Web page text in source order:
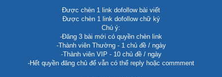
Được chèn 1 link dofollow bài viết
Được chèn 1 link dofollow chữ ký
Chú ý:
-Đăng 3 bài mới có quyền chèn link
-Thành viên Thường - 1 chủ đề / ngày
-Thành viên VIP - 10 chủ đề / ngày
-Hết quyền đăng chủ để vẫn có thể reply hoặc commment